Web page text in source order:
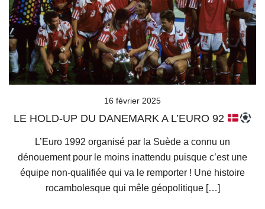
16 février 2025
LE HOLD-UP DU DANEMARK A L’EURO 92
L’Euro 1992 organisé par la Suède a connu un
dénouement pour le moins inattendu puisque c’est une
équipe non-qualifiée qui va le remporter ! Une histoire
rocambolesque qui mêle géopolitique […]